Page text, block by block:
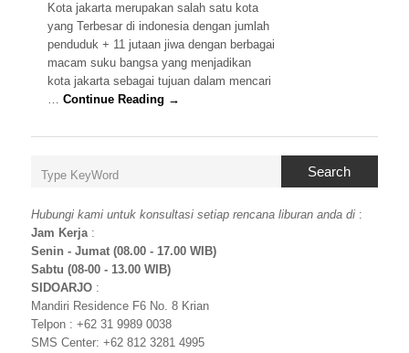
Kota jakarta merupakan salah satu kota
yang Terbesar di indonesia dengan jumlah
penduduk + 11 jutaan jiwa dengan berbagai
macam suku bangsa yang menjadikan
kota jakarta sebagai tujuan dalam mencari
…Continue Reading →
Search
Hubungi kami untuk konsultasi setiap rencana liburan anda di :
Jam Kerja:
Senin - Jumat (08.00 - 17.00 WIB)
Sabtu (08-00 - 13.00 WIB)
SIDOARJO :
Mandiri Residence F6 No. 8 Krian
Telpon : +62 31 9989 0038
SMS Center: +62 812 3281 4995